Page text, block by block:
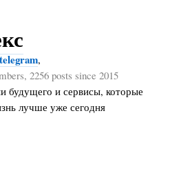
,
2256 posts since 2015
будущего и сервисы, которые
лучше уже сегодня